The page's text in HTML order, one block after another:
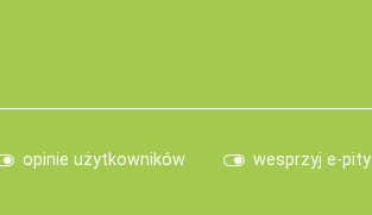
opinie użytkowników wesprzyj e-pity